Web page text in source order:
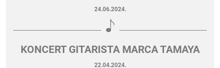
24.06.2024.
KONCERT GITARISTA MARCA TAMAYA
22.04.2024.